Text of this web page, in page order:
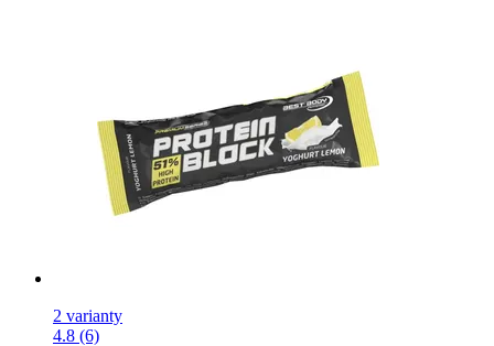
2 varianty
4.8 (6)